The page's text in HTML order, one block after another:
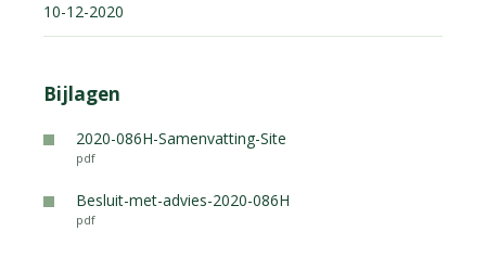
10-12-2020
Bijlagen
2020-086H-Samenvatting-Site
pdf
Besluit-met-advies-2020-086H
pdf